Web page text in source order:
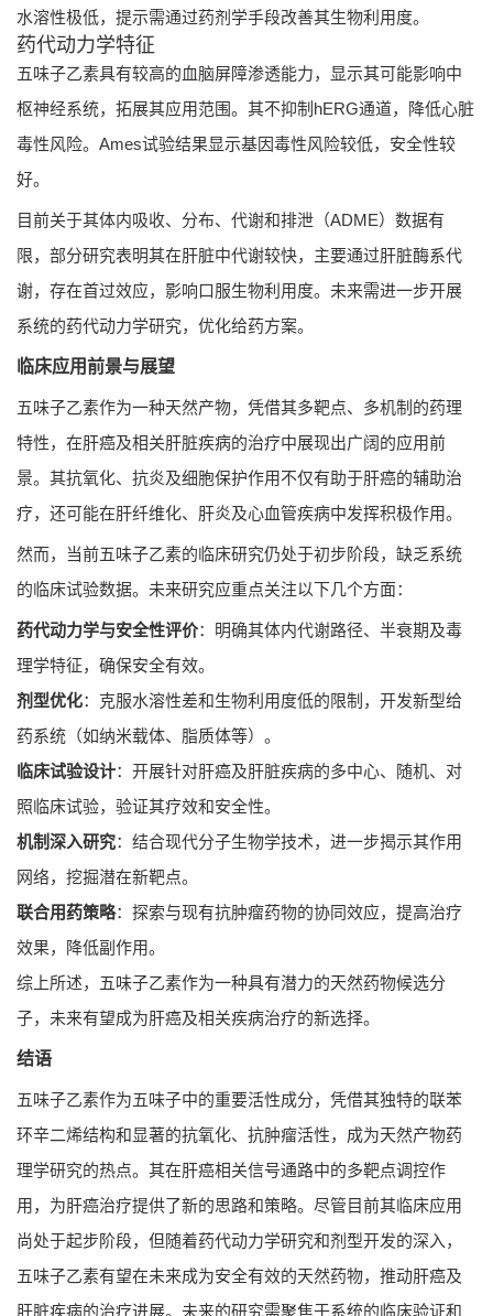
水溶性极低，提示需通过药剂学手段改善其生物利用度。
药代动力学特征
五味子乙素具有较高的血脑屏障渗透能力，显示其可能影响中
枢神经系统，拓展其应用范围。其不抑制hERG通道，降低心脏
毒性风险。Ames试验结果显示基因毒性风险较低，安全性较
好。
目前关于其体内吸收、分布、代谢和排泄（ADME）数据有
限，部分研究表明其在肝脏中代谢较快，主要通过肝脏酶系代
谢，存在首过效应，影响口服生物利用度。未来需进一步开展
系统的药代动力学研究，优化给药方案。
临床应用前景与展望
五味子乙素作为一种天然产物，凭借其多靶点、多机制的药理
特性，在肝癌及相关肝脏疾病的治疗中展现出广阔的应用前
景。其抗氧化、抗炎及细胞保护作用不仅有助于肝癌的辅助治
疗，还可能在肝纤维化、肝炎及心血管疾病中发挥积极作用。
然而，当前五味子乙素的临床研究仍处于初步阶段，缺乏系统
的临床试验数据。未来研究应重点关注以下几个方面：
药代动力学与安全性评价：明确其体内代谢路径、半衰期及毒
理学特征，确保安全有效。
剂型优化：克服水溶性差和生物利用度低的限制，开发新型给
药系统（如纳米载体、脂质体等）。
临床试验设计：开展针对肝癌及肝脏疾病的多中心、随机、对
照临床试验，验证其疗效和安全性。
机制深入研究：结合现代分子生物学技术，进一步揭示其作用
网络，挖掘潜在新靶点。
联合用药策略：探索与现有抗肿瘤药物的协同效应，提高治疗
效果，降低副作用。
综上所述，五味子乙素作为一种具有潜力的天然药物候选分
子，未来有望成为肝癌及相关疾病治疗的新选择。
结语
五味子乙素作为五味子中的重要活性成分，凭借其独特的联苯
环辛二烯结构和显著的抗氧化、抗肿瘤活性，成为天然产物药
理学研究的热点。其在肝癌相关信号通路中的多靶点调控作
用，为肝癌治疗提供了新的思路和策略。尽管目前其临床应用
尚处于起步阶段，但随着药代动力学研究和剂型开发的深入，
五味子乙素有望在未来成为安全有效的天然药物，推动肝癌及
肝脏疾病的治疗进展。未来的研究需聚焦于系统的临床验证和